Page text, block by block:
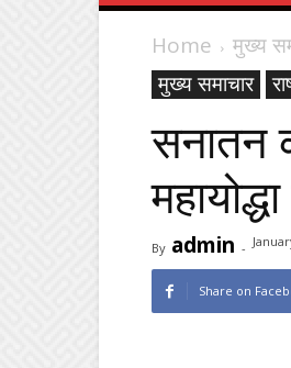
Home मुख्य
मुख्य समाचार
सनातन
By admin -
Share on